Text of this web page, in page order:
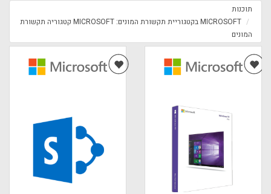
תוכנות
MICROSOFT בקטגוריית תקשורת המונים: MICROSOFT קטגוריה תקשורת
המונים